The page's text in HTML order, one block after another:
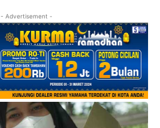
- Advertisement -